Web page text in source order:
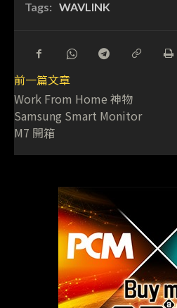
Tags: WAVLINK
前一篇文章
Work From Home 神物
Samsung Smart Monitor
M7 開箱